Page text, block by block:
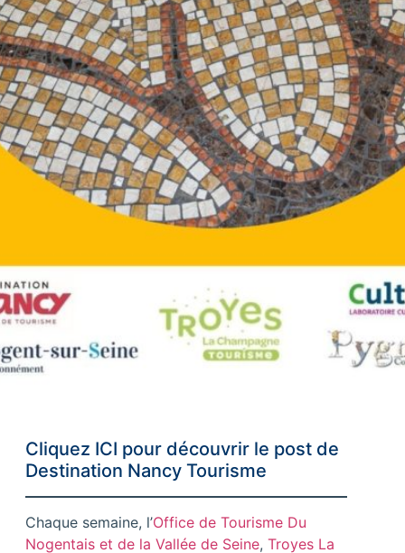
Cliquez ICI pour découvrir le post de
Destination Nancy Tourisme
Chaque semaine, l’Office de Tourisme Du
Nogentais et de la Vallée de Seine, Troyes La